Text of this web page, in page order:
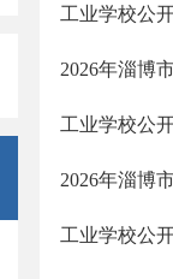
工业学校公
2026年淄博
工业学校公
2026年淄博
工业学校公